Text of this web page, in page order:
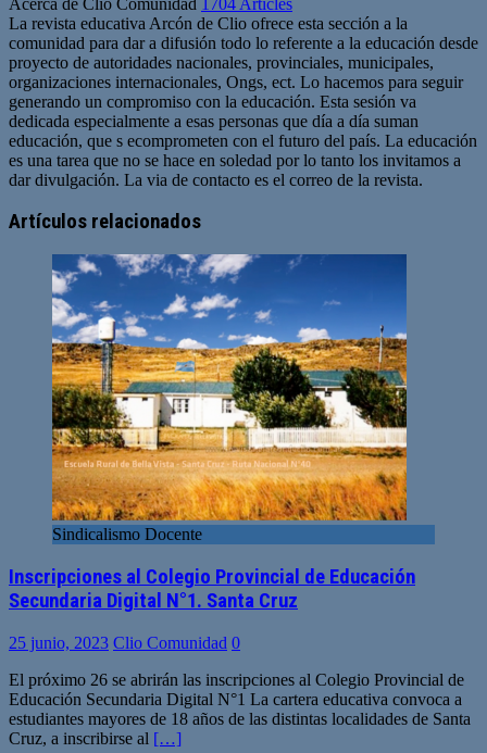
La revista educativa Arcón de Clio ofrece esta sección a la
comunidad para dar a difusión todo lo referente a la educación desde
proyecto de autoridades nacionales, provinciales, municipales,
organizaciones internacionales, Ongs, ect. Lo hacemos para seguir
generando un compromiso con la educación. Esta sesión va
dedicada especialmente a esas personas que día a día suman
educación, que s ecomprometen con el futuro del país. La educación
es una tarea que no se hace en soledad por lo tanto los invitamos a
dar divulgación. La via de contacto es el correo de la revista.
web
Artículos relacionados
Sindicalismo Docente
Inscripciones al Colegio Provincial de Educación
Secundaria Digital N°1. Santa Cruz
25 junio, 2023 Clio Comunidad 0
El próximo 26 se abrirán las inscripciones al Colegio Provincial de
Educación Secundaria Digital N°1 La cartera educativa convoca a
estudiantes mayores de 18 años de las distintas localidades de Santa
Cruz, a inscribirse al […]